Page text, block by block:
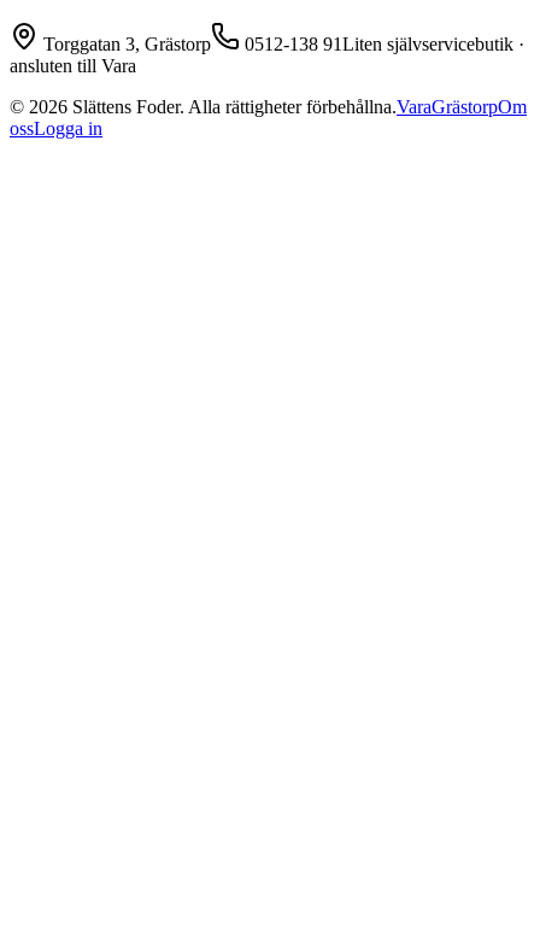
Torggatan 3, Grästorp 0512-138 91Liten självservicebutik ·
ansluten till Vara
© 2026 Slättens Foder. Alla rättigheter förbehållna.VaraGrästorpOm
ossLogga in